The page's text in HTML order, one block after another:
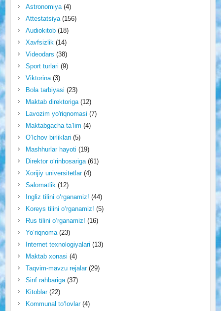
Astronomiya(4)
Attestatsiya(156)
Audiokitob(18)
Xavfsizlik (14)
Videodars (38)
Sport turlari (9)
Viktorina(3)
Bola tarbiyasi (23)
Maktab direktoriga(12)
Lavozim yo'riqnomasi (7)
Maktabgacha ta’lim (4)
O‘lchov birliklari (5)
Mashhurlar hayoti (19)
Direktor o‘rinbosariga(61)
Xorijiy universitetlar(4)
Salomatlik (12)
Ingliz tilini o‘rganamiz! (44)
Koreys tilini o‘rganamiz! (5)
Rus tilini o‘rganamiz! (16)
Yo‘riqnoma(23)
Internet texnologiyalari (13)
Maktab xonasi (4)
Taqvim-mavzu rejalar(29)
Sinf rahbariga(37)
Kitoblar(22)
Kommunal to‘lovlar(4)